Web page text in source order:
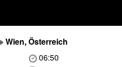
Wien, Österreich
06:50